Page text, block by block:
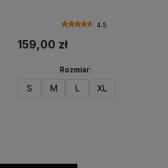
4.5
159,00 zł
Rozmiar:
S M L XL